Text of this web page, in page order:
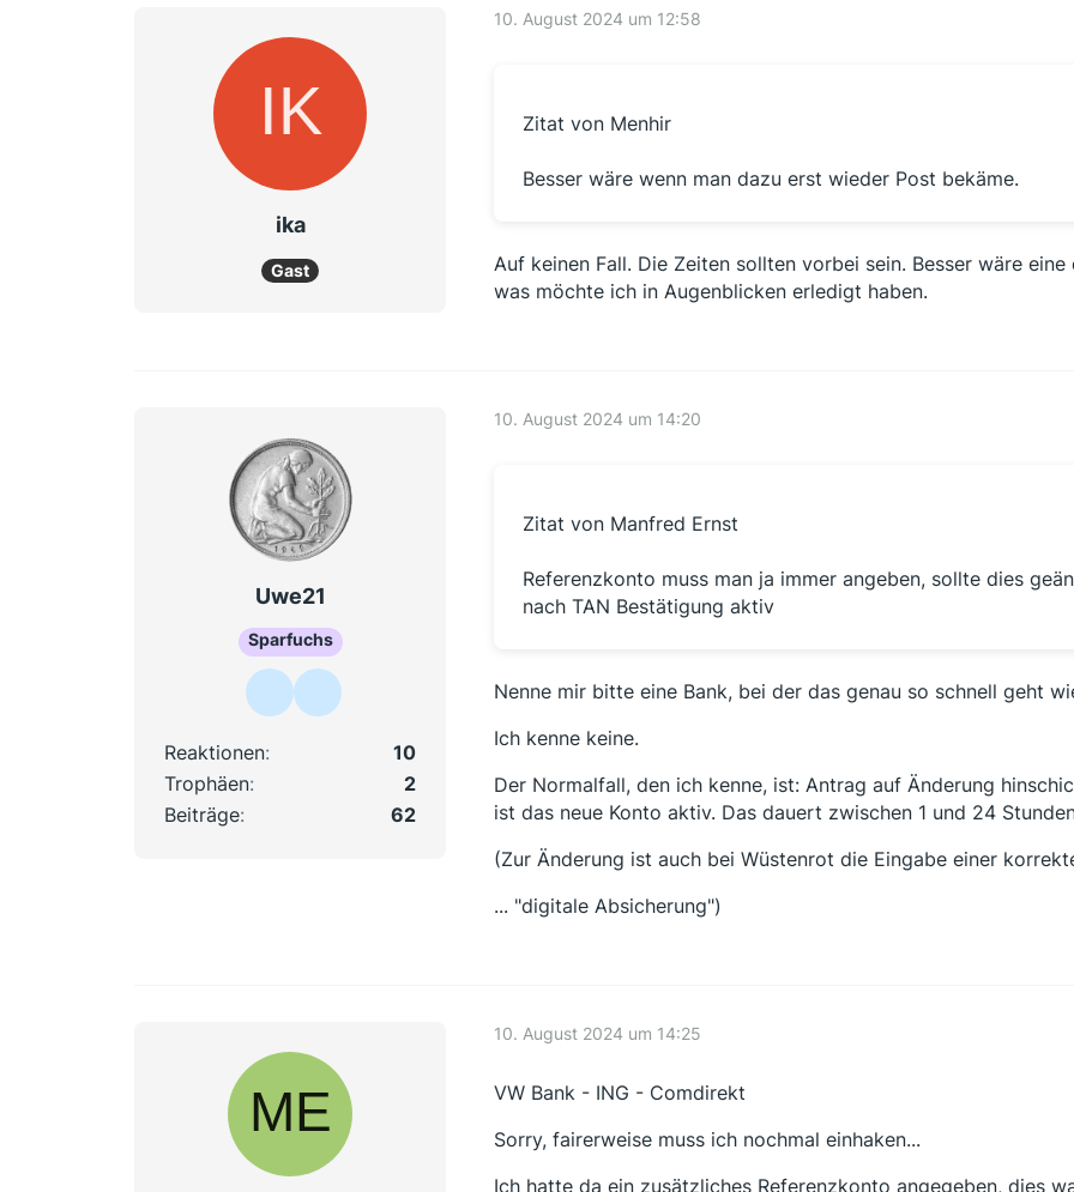
ika
Gast
10. August 2024 um 12:58
Zitat von Menhir
Besser wäre wenn man dazu erst wieder Post bekäme.
Auf keinen Fall. Die Zeiten sollten vorbei sein. Besser wäre
was möchte ich in Augenblicken erledigt haben.
Uwe21
Sparfuchs
Reaktionen
10
Trophäen
2
Beiträge
62
10. August 2024 um 14:20
Zitat von Manfred Ernst
Referenzkonto muss man ja immer angeben, sollte dies
nach TAN Bestätigung aktiv
Nenne mir bitte eine Bank, bei der das genau so schnell geht
Ich kenne keine.
Der Normalfall, den ich kenne, ist: Antrag auf Änderung
ist das neue Konto aktiv. Das dauert zwischen 1 und 24
(Zur Änderung ist auch bei Wüstenrot die Eingabe einer
... "digitale Absicherung")
10. August 2024 um 14:25
VW Bank - ING - Comdirekt
Sorry, fairerweise muss ich nochmal einhaken...
Ich hatte da ein zusätzliches Referenzkonto angegeben, dies